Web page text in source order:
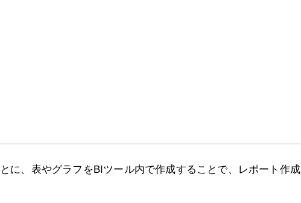
に、表やグラフをBIツール内で作成することで、レポート作成